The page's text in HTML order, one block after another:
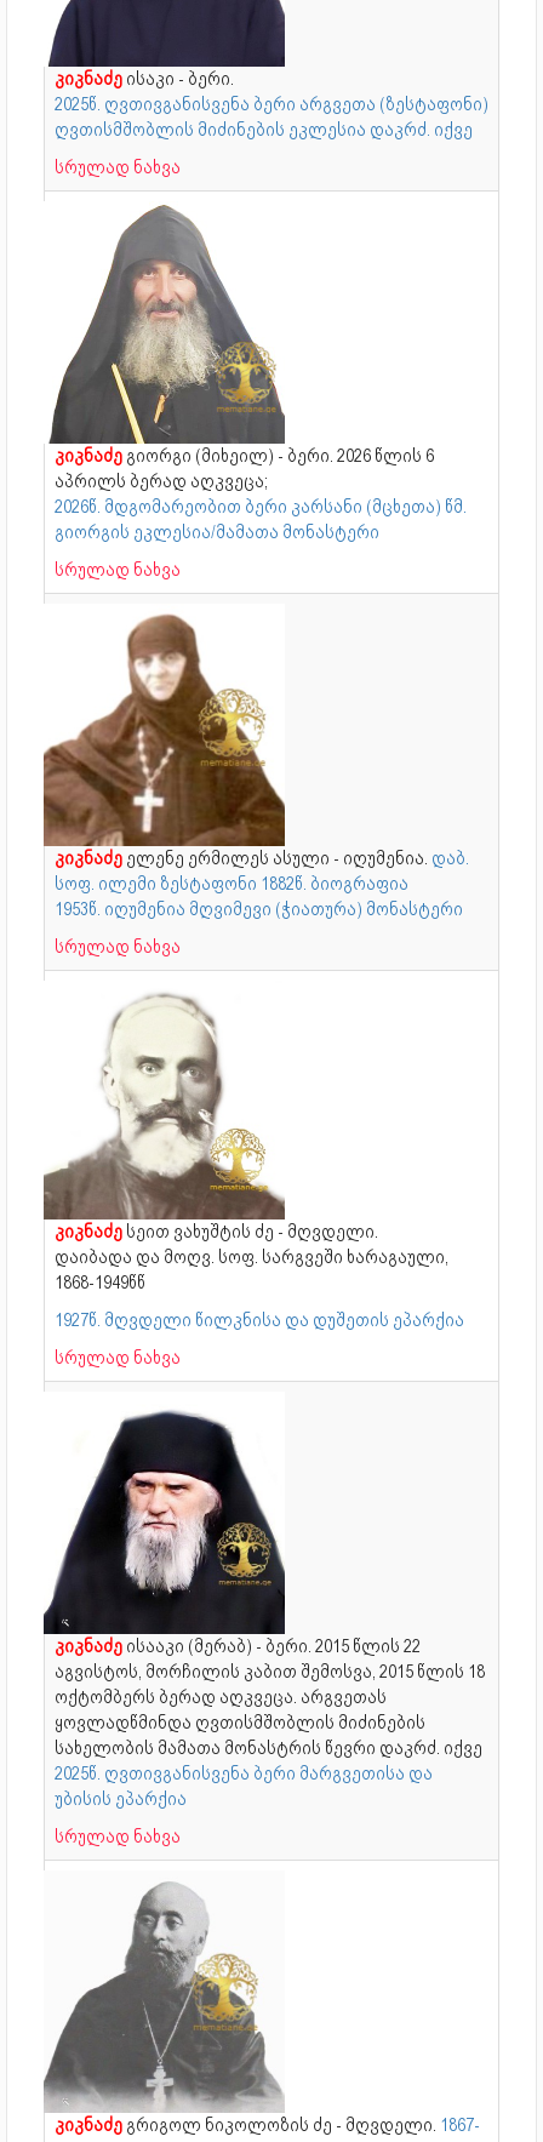
კიკნაძე ისაკი - ბერი.
2025წ. ღვთივგანისვენა ბერი არგვეთა (ზესტაფონი)
ღვთისმშობლის მიძინების ეკლესია დაკრძ. იქვე
სრულად ნახვა
კიკნაძე გიორგი (მიხეილ) - ბერი. 2026 წლის 6
აპრილს ბერად აღკვეცა;
2026წ. მდგომარეობით ბერი კარსანი (მცხეთა) წმ.
გიორგის ეკლესია/მამათა მონასტერი
სრულად ნახვა
კიკნაძე ელენე ერმილეს ასული - იღუმენია. დაბ.
სოფ. ილემი ზესტაფონი 1882წ. ბიოგრაფია
1953წ. იღუმენია მღვიმევი (ჭიათურა) მონასტერი
სრულად ნახვა
კიკნაძე სეით ვახუშტის ძე - მღვდელი.
დაიბადა და მოღვ. სოფ. სარგვეში ხარაგაული,
1868-1949წწ
1927წ. მღვდელი წილკნისა და დუშეთის ეპარქია
სრულად ნახვა
კიკნაძე ისააკი (მერაბ) - ბერი. 2015 წლის 22
აგვისტოს, მორჩილის კაბით შემოსვა, 2015 წლის 18
ოქტომბერს ბერად აღკვეცა. არგვეთას
ყოვლადწმინდა ღვთისმშობლის მიძინების
სახელობის მამათა მონასტრის წევრი დაკრძ. იქვე
2025წ. ღვთივგანისვენა ბერი მარგვეთისა და
უბისის ეპარქია
სრულად ნახვა
კიკნაძე გრიგოლ ნიკოლოზის ძე - მღვდელი. 1867-